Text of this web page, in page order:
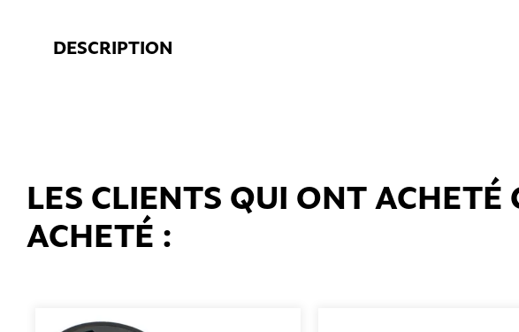
DESCRIPTION
LES CLIENTS QUI ONT
ACHETÉ :